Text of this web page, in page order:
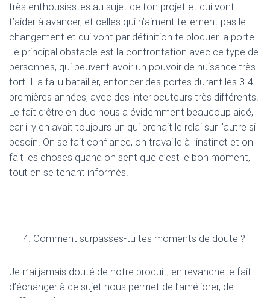
très enthousiastes au sujet de ton projet et qui vont
t’aider à avancer, et celles qui n’aiment tellement pas le
changement et qui vont par définition te bloquer la porte.
Le principal obstacle est la confrontation avec ce type de
personnes, qui peuvent avoir un pouvoir de nuisance très
fort. Il a fallu batailler, enfoncer des portes durant les 3-4
premières années, avec des interlocuteurs très différents.
Le fait d’être en duo nous a évidemment beaucoup aidé,
car il y en avait toujours un qui prenait le relai sur l’autre si
besoin. On se fait confiance, on travaille à l’instinct et on
fait les choses quand on sent que c’est le bon moment,
tout en se tenant informés.
Comment surpasses-tu tes moments de doute ?
Je n’ai jamais douté de notre produit, en revanche le fait
d’échanger à ce sujet nous permet de l’améliorer, de